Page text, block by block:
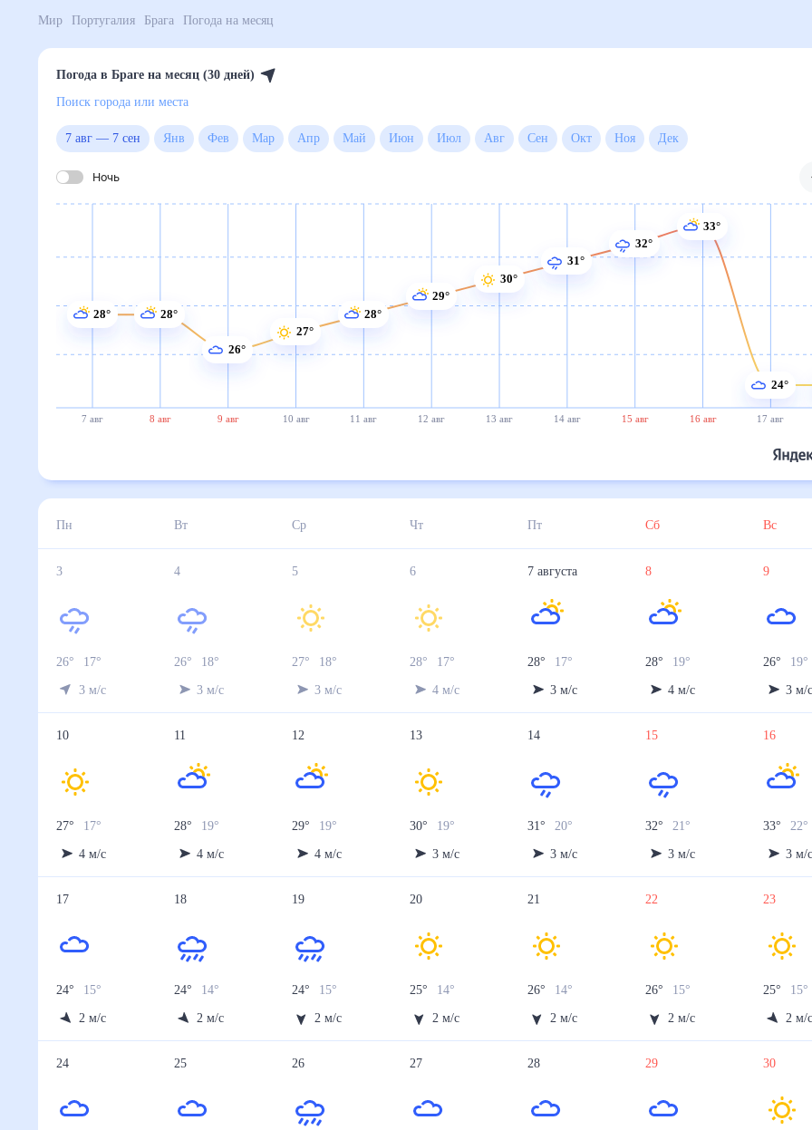
Мир Португалия Брага Погода на месяц
Погода в Браге на месяц (30 дней)
Поиск города или места
7 авг—7 сен Янв Фев Мар Апр Май Июн Июл Авг Сен Окт Ноя
Ночь
7 авг 8 авг 9 авг 10 авг 11 авг 12 авг 13 авг 14 авг 15 авг 16 авг 17 авг
28° 28°
26°
27°
28°
29°
30°
31°
32°
33°
24°
Пн Вт Ср Чт Пт Сб Вс
3
26° 17°
3 м/с
4
26° 18°
3 м/с
5
27° 18°
3 м/с
6
28° 17°
4 м/с
7 августа
28° 17°
3 м/с
8
28° 19°
4 м/с
9
26° 19°
3 м/
10
27° 17°
4 м/с
11
28° 19°
4 м/с
12
29° 19°
4 м/с
13
30° 19°
3 м/с
14
31° 20°
3 м/с
15
32° 21°
3 м/с
16
33° 22°
3 м/
17
24° 15°
2 м/с
18
24° 14°
2 м/с
19
24° 15°
2 м/с
20
25° 14°
2 м/с
21
26° 14°
2 м/с
22
26° 15°
2 м/с
23
25° 15°
2 м/
24 25 26 27 28 29 30